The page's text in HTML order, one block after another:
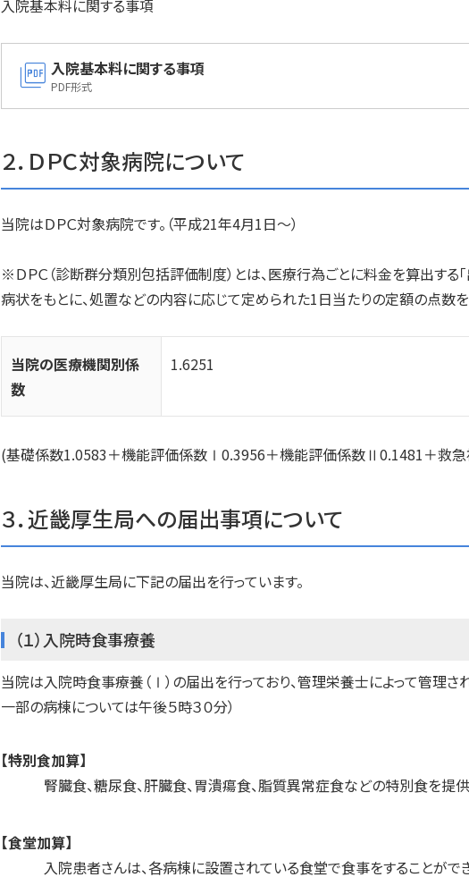
入院基本料に関する事項
picture_as_pdf 入院基本料に関する事項
PDF形式
２．ＤＰＣ対象病院について
当院はＤＰＣ対象病院です。（平成21年4月1日～）
※ＤＰＣ（診断群分類別包括評価制度）とは、医療行為ごとに料金を算出する
病状をもとに、処置などの内容に応じて定められた1日当たりの定額の点数
当院の医療機関別係
数
1.6251
(基礎係数1.0583＋機能評価係数Ⅰ0.3956＋機能評価係数Ⅱ0.1481＋救
３．近畿厚生局への届出事項について
当院は、近畿厚生局に下記の届出を行っています。
（１）入院時食事療養
当院は入院時食事療養（Ⅰ）の届出を行っており、管理栄養士によって管理さ
一部の病棟については午後５時３０分）
【特別食加算】
腎臓食、糖尿食、肝臓食、胃潰瘍食、脂質異常症食などの特別食を提供
【食堂加算】
入院患者さんは、各病棟に設置されている食堂で食事をすることができ